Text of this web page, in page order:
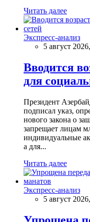
Читать далее
Экспресс-анализ
5 август
Вводится
для
Президент
подписал указ,
нового закона о
запрещает лицам
индивидуальные
а для...
Читать далее
Экспресс-анализ
5 август